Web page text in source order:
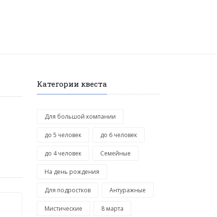
Категории квеста
Для большой компании
до 5 человек до 6 человек
до 4 человек Семейные
На день рождения
Для подростков Антуражные
Мистические 8 марта